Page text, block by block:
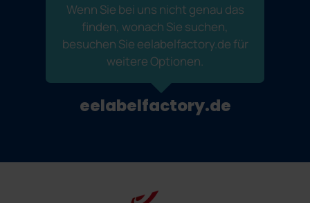
Wenn Sie bei uns nicht genau das
finden, wonach Sie suchen,
besuchen Sie eelabelfactory.de für
weitere Optionen.
eelabelfactory.de